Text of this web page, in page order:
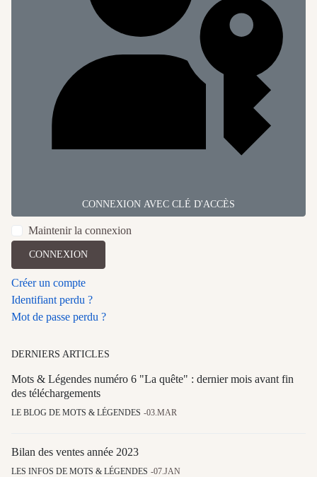
CONNEXION AVEC CLÉ D'ACCÈS
Maintenir la connexion
CONNEXION
Créer un compte
Identifiant perdu ?
Mot de passe perdu ?
DERNIERS ARTICLES
Mots & Légendes numéro 6 "La quête" : dernier mois avant fin
des téléchargements
LE BLOG DE MOTS & LÉGENDES 03.MAR
Bilan des ventes année 2023
LES INFOS DE MOTS & LÉGENDES 07.JAN